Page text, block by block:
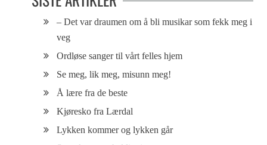
– Det var draumen om å bli musikar som fekk meg i
veg
Ordløse sanger til vårt felles hjem
Se meg, lik meg, misunn meg!
Å lære fra de beste
Kjøresko fra Lærdal
Lykken kommer og lykken går